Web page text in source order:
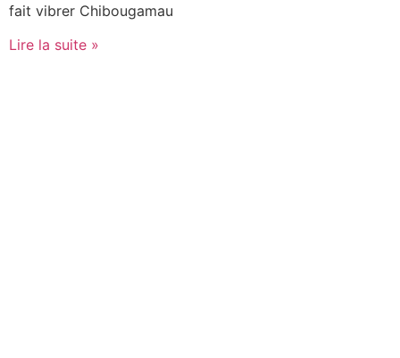
fait vibrer Chibougamau
Lire la suite »